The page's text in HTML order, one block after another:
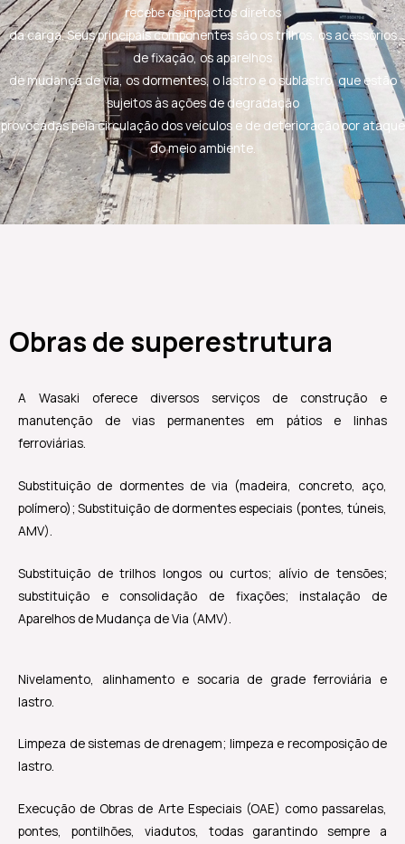
recebe os impactos diretos
da carga. Seus principais componentes são os trilhos, os acessórios
de fixação, os aparelhos
de mudança de via, os dormentes, o lastro e o sublastro, que estão
sujeitos às ações de degradação
provocadas pela circulação dos veículos e de deterioração por ataque
do meio ambiente.
Obras de superestrutura
A Wasaki oferece diversos serviços de construção e
manutenção de vias permanentes em pátios e linhas
ferroviárias.
Substituição de dormentes de via (madeira, concreto, aço,
polímero); Substituição de dormentes especiais (pontes, túneis,
AMV).
Substituição de trilhos longos ou curtos; alívio de tensões;
substituição e consolidação de fixações; instalação de
Aparelhos de Mudança de Via (AMV).
Nivelamento, alinhamento e socaria de grade ferroviária e
lastro.
Limpeza de sistemas de drenagem; limpeza e recomposição de
lastro.
Execução de Obras de Arte Especiais (OAE) como passarelas,
pontes, pontilhões, viadutos, todas garantindo sempre a